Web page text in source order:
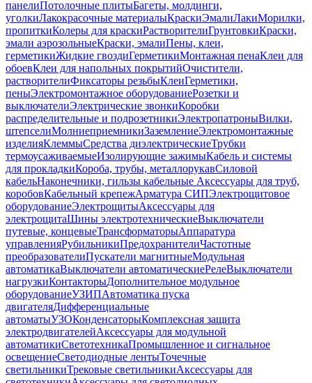
панелиПотолочные плитыБагеты, молдинги,
уголкиЛакокрасочные материалыКраскиЭмалиЛакиМорилки,
пропиткиКолеры для краскиРастворителиГрунтовкиКраски,
эмали аэрозольныеКраски, эмалиПены, клеи,
герметикиЖидкие гвоздиГерметикиМонтажная пенаКлеи для
обоевКлеи для напольных покрытийОчистители,
растворителиФиксаторы резьбыКлеиГерметики,
пеныЭлектромонтажное оборудованиеРозетки и
выключателиЭлектрические звонкиКоробки
распределительные и подрозетникиЭлектропатроныВилки,
штепселиМолниеприемникиЗаземлениеЭлектромонтажные
изделияКлеммыСредства диэлектрическиеТрубки
термоусаживаемыеИзолирующие зажимыКабель и системы
для прокладкиКороба, трубы, металлорукавСиловой
кабельНаконечники, гильзы кабельные Аксессуары для труб,
коробовКабельный крепежАрматура СИПЭлектрощитовое
оборудованиеЭлектрощитыАксессуары для
электрощитаШины электротехническиеВыключатели
путевые, концевыеТрансформаторыАппаратура
управленияРубильникиПредохранителиЧастотные
преобразователиПускатели магнитныеМодульная
автоматикаВыключатели автоматическиеРелеВыключатели
нагрузкиКонтакторыДополнительное модульное
оборудованиеУЗИПАвтоматика пуска
двигателяДифференциальные
автоматыУЗОКонденсаторыКомплексная защита
электродвигателейАксессуары для модульной
автоматикиСветотехникаПромышленное и сигнальное
освещениеСветодиодные лентыТочечные
светильникиТрековые светильникиАксессуары для